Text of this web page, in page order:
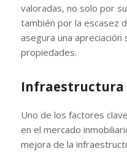
valoradas, no solo por
también por la escasez
asegura una
propiedades.
Infraestructura
Uno de los factores
en el mercado
mejora de la